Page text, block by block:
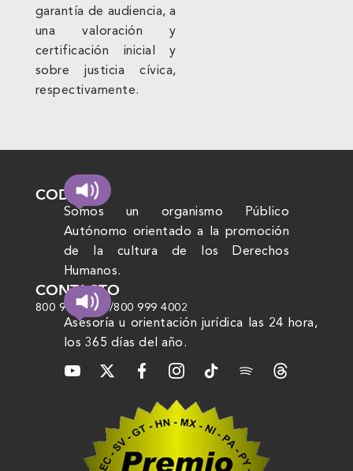
garantía de audiencia, a
una valoración y
certificación inicial y
sobre justicia cívica,
respectivamente.
CODHEM
Somos un organismo Público
Autónomo orientado a la promoción
de la cultura de los Derechos
Humanos.
CONTACTO
800 999 4000/800 999 4002
Asesoría u orientación jurídica las 24 hora,
los 365 días del año.